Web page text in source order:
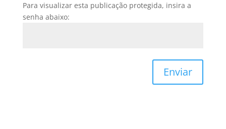
Para visualizar esta publicação protegida, insira a
senha abaixo:
Enviar